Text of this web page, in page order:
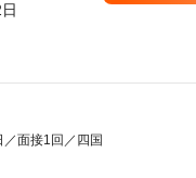
面接1回／四国